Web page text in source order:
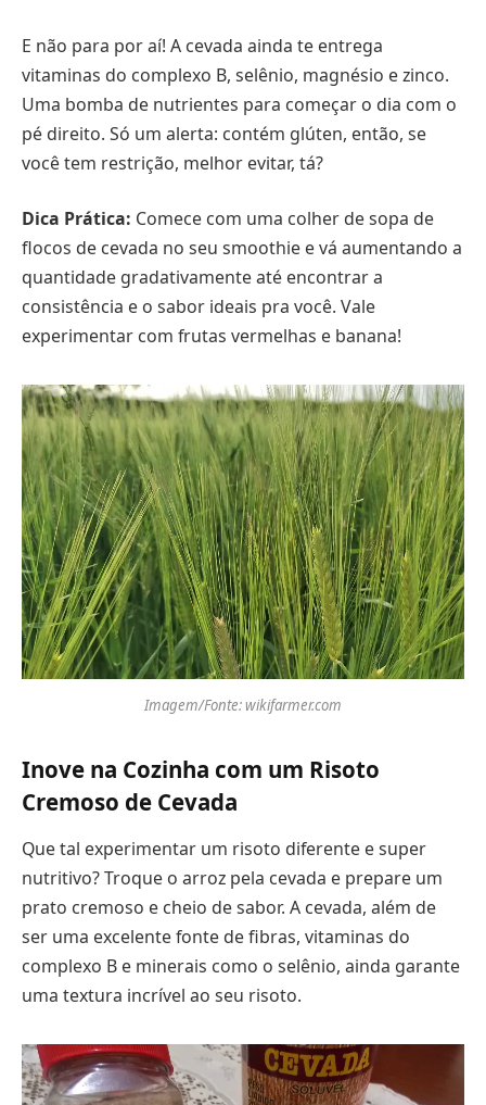
E não para por aí! A cevada ainda te entrega
vitaminas do complexo B, selênio, magnésio e zinco.
Uma bomba de nutrientes para começar o dia com o
pé direito. Só um alerta: contém glúten, então, se
você tem restrição, melhor evitar, tá?
Dica Prática: Comece com uma colher de sopa de
flocos de cevada no seu smoothie e vá aumentando a
quantidade gradativamente até encontrar a
consistência e o sabor ideais pra você. Vale
experimentar com frutas vermelhas e banana!
Imagem/Fonte: wikifarmer.com
Inove na Cozinha com um Risoto
Cremoso de Cevada
Que tal experimentar um risoto diferente e super
nutritivo? Troque o arroz pela cevada e prepare um
prato cremoso e cheio de sabor. A cevada, além de
ser uma excelente fonte de fibras, vitaminas do
complexo B e minerais como o selênio, ainda garante
uma textura incrível ao seu risoto.